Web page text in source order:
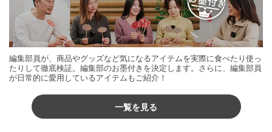
編集部員が、商品やグッズなど気になるアイテムを実際に食べたり使っ
たりして徹底検証。編集部のお墨付きを決定します。さらに、編集部員
が日常的に愛用しているアイテムもご紹介！
一覧を見る